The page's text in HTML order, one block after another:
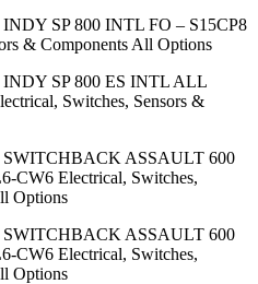
SP 800 INTL FO – S15CP8
& Components All Options
INDY SP 800 ES INTL ALL
Switches, Sensors &
SWITCHBACK ASSAULT 600
CW6 Electrical, Switches,
Options
SWITCHBACK ASSAULT 600
CW6 Electrical, Switches,
Options